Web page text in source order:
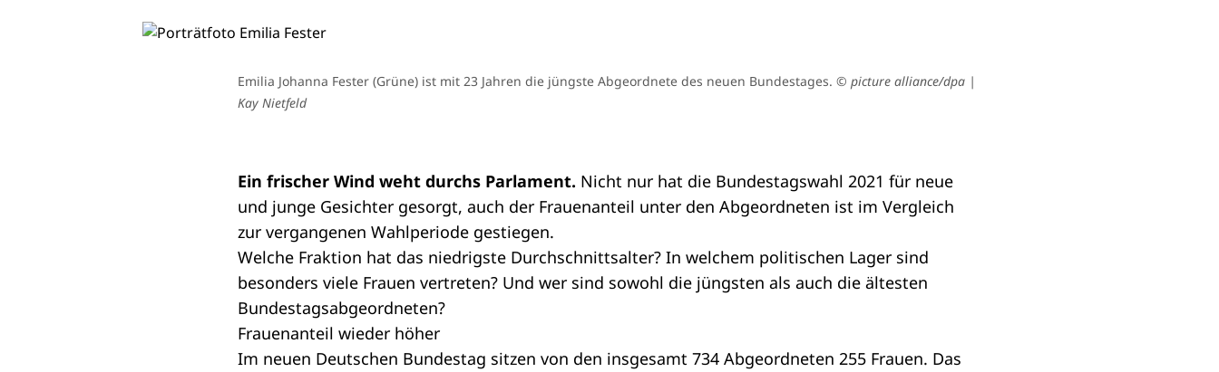
Emilia Johanna Fester (Grüne) ist mit 23 Jahren die jüngste Abgeordnete des neuen Bundestages. © picture alliance/dpa |
Kay Nietfeld
Ein frischer Wind weht durchs Parlament. Nicht nur hat die Bundestagswahl 2021 für neue
und junge Gesichter gesorgt, auch der Frauenanteil unter den Abgeordneten ist im Vergleich
zur vergangenen Wahlperiode gestiegen.
Welche Fraktion hat das niedrigste Durchschnittsalter? In welchem politischen Lager sind
besonders viele Frauen vertreten? Und wer sind sowohl die jüngsten als auch die ältesten
Bundestagsabgeordneten?
Frauenanteil wieder höher
Im neuen Deutschen Bundestag sitzen von den insgesamt 734 Abgeordneten 255 Frauen. Das